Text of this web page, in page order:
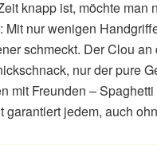
knapp ist, möchte man
nur wenigen
schmeckt. Der Clou
nur der pure
mit Freunden –
jedem, auch